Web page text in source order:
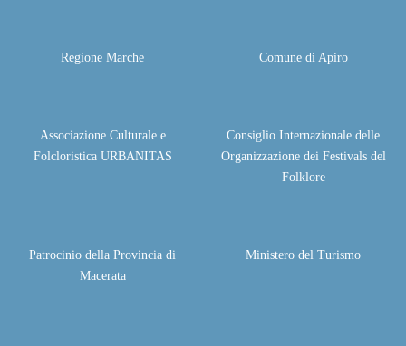
Regione Marche Comune di Apiro
Associazione Culturale e
Folcloristica URBANITAS
Consiglio Internazionale delle
Organizzazione dei Festivals del
Folklore
Patrocinio della Provincia di
Macerata
Ministero del Turismo